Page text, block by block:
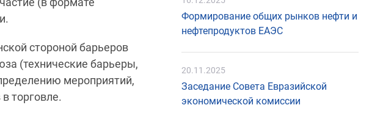
стороной барьеров
(технические барьеры,
мероприятий,
торговле.
Формирование общих рынков нефти и
нефтепродуктов ЕАЭС
20.11.2025
Заседание Совета Евразийской
экономической комиссии